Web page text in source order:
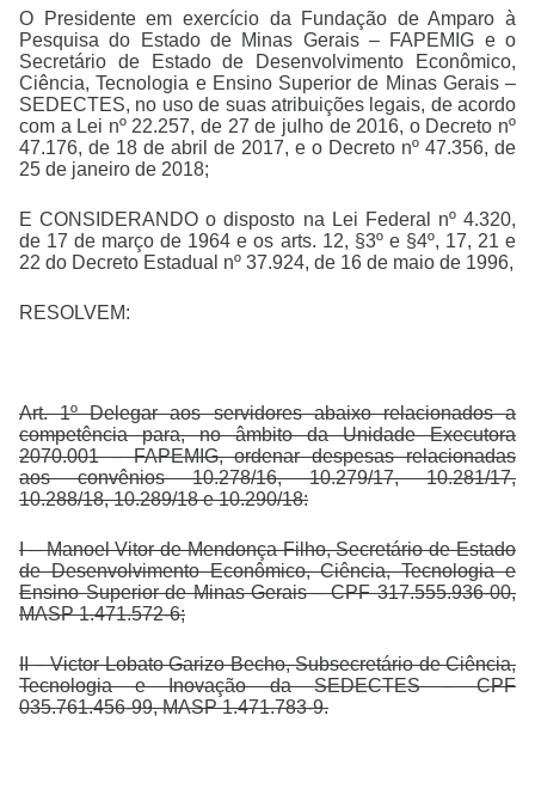
O Presidente em exercício da Fundação de Amparo à
Pesquisa do Estado de Minas Gerais – FAPEMIG e o
Secretário de Estado de Desenvolvimento Econômico,
Ciência, Tecnologia e Ensino Superior de Minas Gerais –
SEDECTES, no uso de suas atribuições legais, de acordo
com a Lei nº 22.257, de 27 de julho de 2016, o Decreto nº
47.176, de 18 de abril de 2017, e o Decreto nº 47.356, de
25 de janeiro de 2018;
E CONSIDERANDO o disposto na Lei Federal nº 4.320,
de 17 de março de 1964 e os arts. 12, §3º e §4º, 17, 21 e
22 do Decreto Estadual nº 37.924, de 16 de maio de 1996,
RESOLVEM:
Art. 1º Delegar aos servidores abaixo relacionados a
competência para, no âmbito da Unidade Executora
2070.001 – FAPEMIG, ordenar despesas relacionadas
aos convênios 10.278/16, 10.279/17, 10.281/17,
10.288/18, 10.289/18 e 10.290/18:
I – Manoel Vitor de Mendonça Filho, Secretário de Estado
de Desenvolvimento Econômico, Ciência, Tecnologia e
Ensino Superior de Minas Gerais – CPF 317.555.936-00,
MASP 1.471.572-6;
II – Victor Lobato Garizo Becho, Subsecretário de Ciência,
Tecnologia e Inovação da SEDECTES – CPF
035.761.456-99, MASP 1.471.783-9.